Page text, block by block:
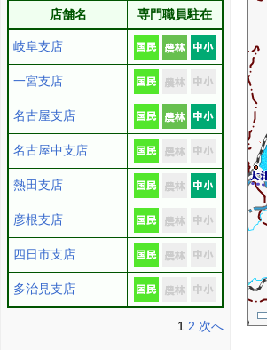
店舗名 専門職員駐在
岐阜支店
一宮支店
名古屋支店
名古屋中支店
熱田支店
彦根支店
四日市支店
多治見支店
1 2 次へ